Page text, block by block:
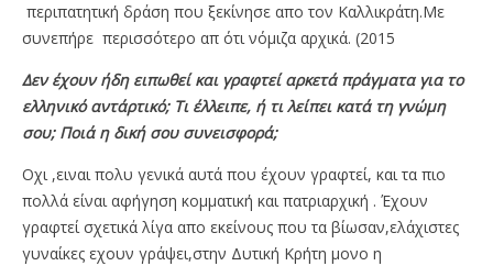
περιπατητική δράση που ξεκίνησε απο τον Καλλικράτη.Με
συνεπήρε περισσότερο απ ότι νόμιζα αρχικά. (2015
Δεν έχουν ήδη ειπωθεί και γραφτεί αρκετά πράγματα για το
ελληνικό αντάρτικό; Τι έλλειπε, ή τι λείπει κατά τη γνώμη
σου; Ποιά η δική σου συνεισφορά;
Οχι ,ειναι πολυ γενικά αυτά που έχουν γραφτεί, και τα πιο
πολλά είναι αφήγηση κομματική και πατριαρχική . Έχουν
γραφτεί σχετικά λίγα απο εκείνους που τα βίωσαν,ελάχιστες
γυναίκες εχουν γράψει,στην Δυτική Κρήτη μονο η